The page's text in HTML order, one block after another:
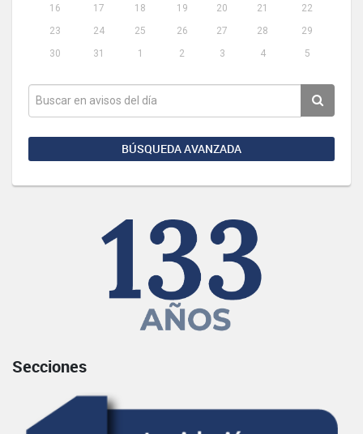
16
17 18 19 20 21
22
23
24 25 26 27 28
29
30
31 1 2 3 4 5
BÚSQUEDA AVANZADA
Secciones